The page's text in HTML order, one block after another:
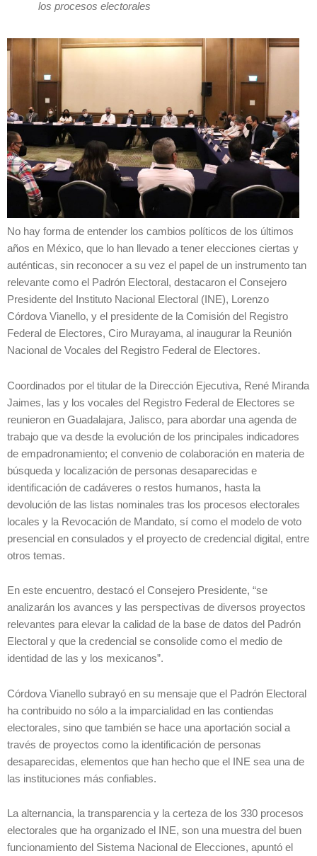
los procesos electorales
No hay forma de entender los cambios políticos de los últimos
años en México, que lo han llevado a tener elecciones ciertas y
auténticas, sin reconocer a su vez el papel de un instrumento tan
relevante como el Padrón Electoral, destacaron el Consejero
Presidente del Instituto Nacional Electoral (INE), Lorenzo
Córdova Vianello, y el presidente de la Comisión del Registro
Federal de Electores, Ciro Murayama, al inaugurar la Reunión
Nacional de Vocales del Registro Federal de Electores.
Coordinados por el titular de la Dirección Ejecutiva, René Miranda
Jaimes, las y los vocales del Registro Federal de Electores se
reunieron en Guadalajara, Jalisco, para abordar una agenda de
trabajo que va desde la evolución de los principales indicadores
de empadronamiento; el convenio de colaboración en materia de
búsqueda y localización de personas desaparecidas e
identificación de cadáveres o restos humanos, hasta la
devolución de las listas nominales tras los procesos electorales
locales y la Revocación de Mandato, sí como el modelo de voto
presencial en consulados y el proyecto de credencial digital, entre
otros temas.
En este encuentro, destacó el Consejero Presidente, “se
analizarán los avances y las perspectivas de diversos proyectos
relevantes para elevar la calidad de la base de datos del Padrón
Electoral y que la credencial se consolide como el medio de
identidad de las y los mexicanos”.
Córdova Vianello subrayó en su mensaje que el Padrón Electoral
ha contribuido no sólo a la imparcialidad en las contiendas
electorales, sino que también se hace una aportación social a
través de proyectos como la identificación de personas
desaparecidas, elementos que han hecho que el INE sea una de
las instituciones más confiables.
La alternancia, la transparencia y la certeza de los 330 procesos
electorales que ha organizado el INE, son una muestra del buen
funcionamiento del Sistema Nacional de Elecciones, apuntó el